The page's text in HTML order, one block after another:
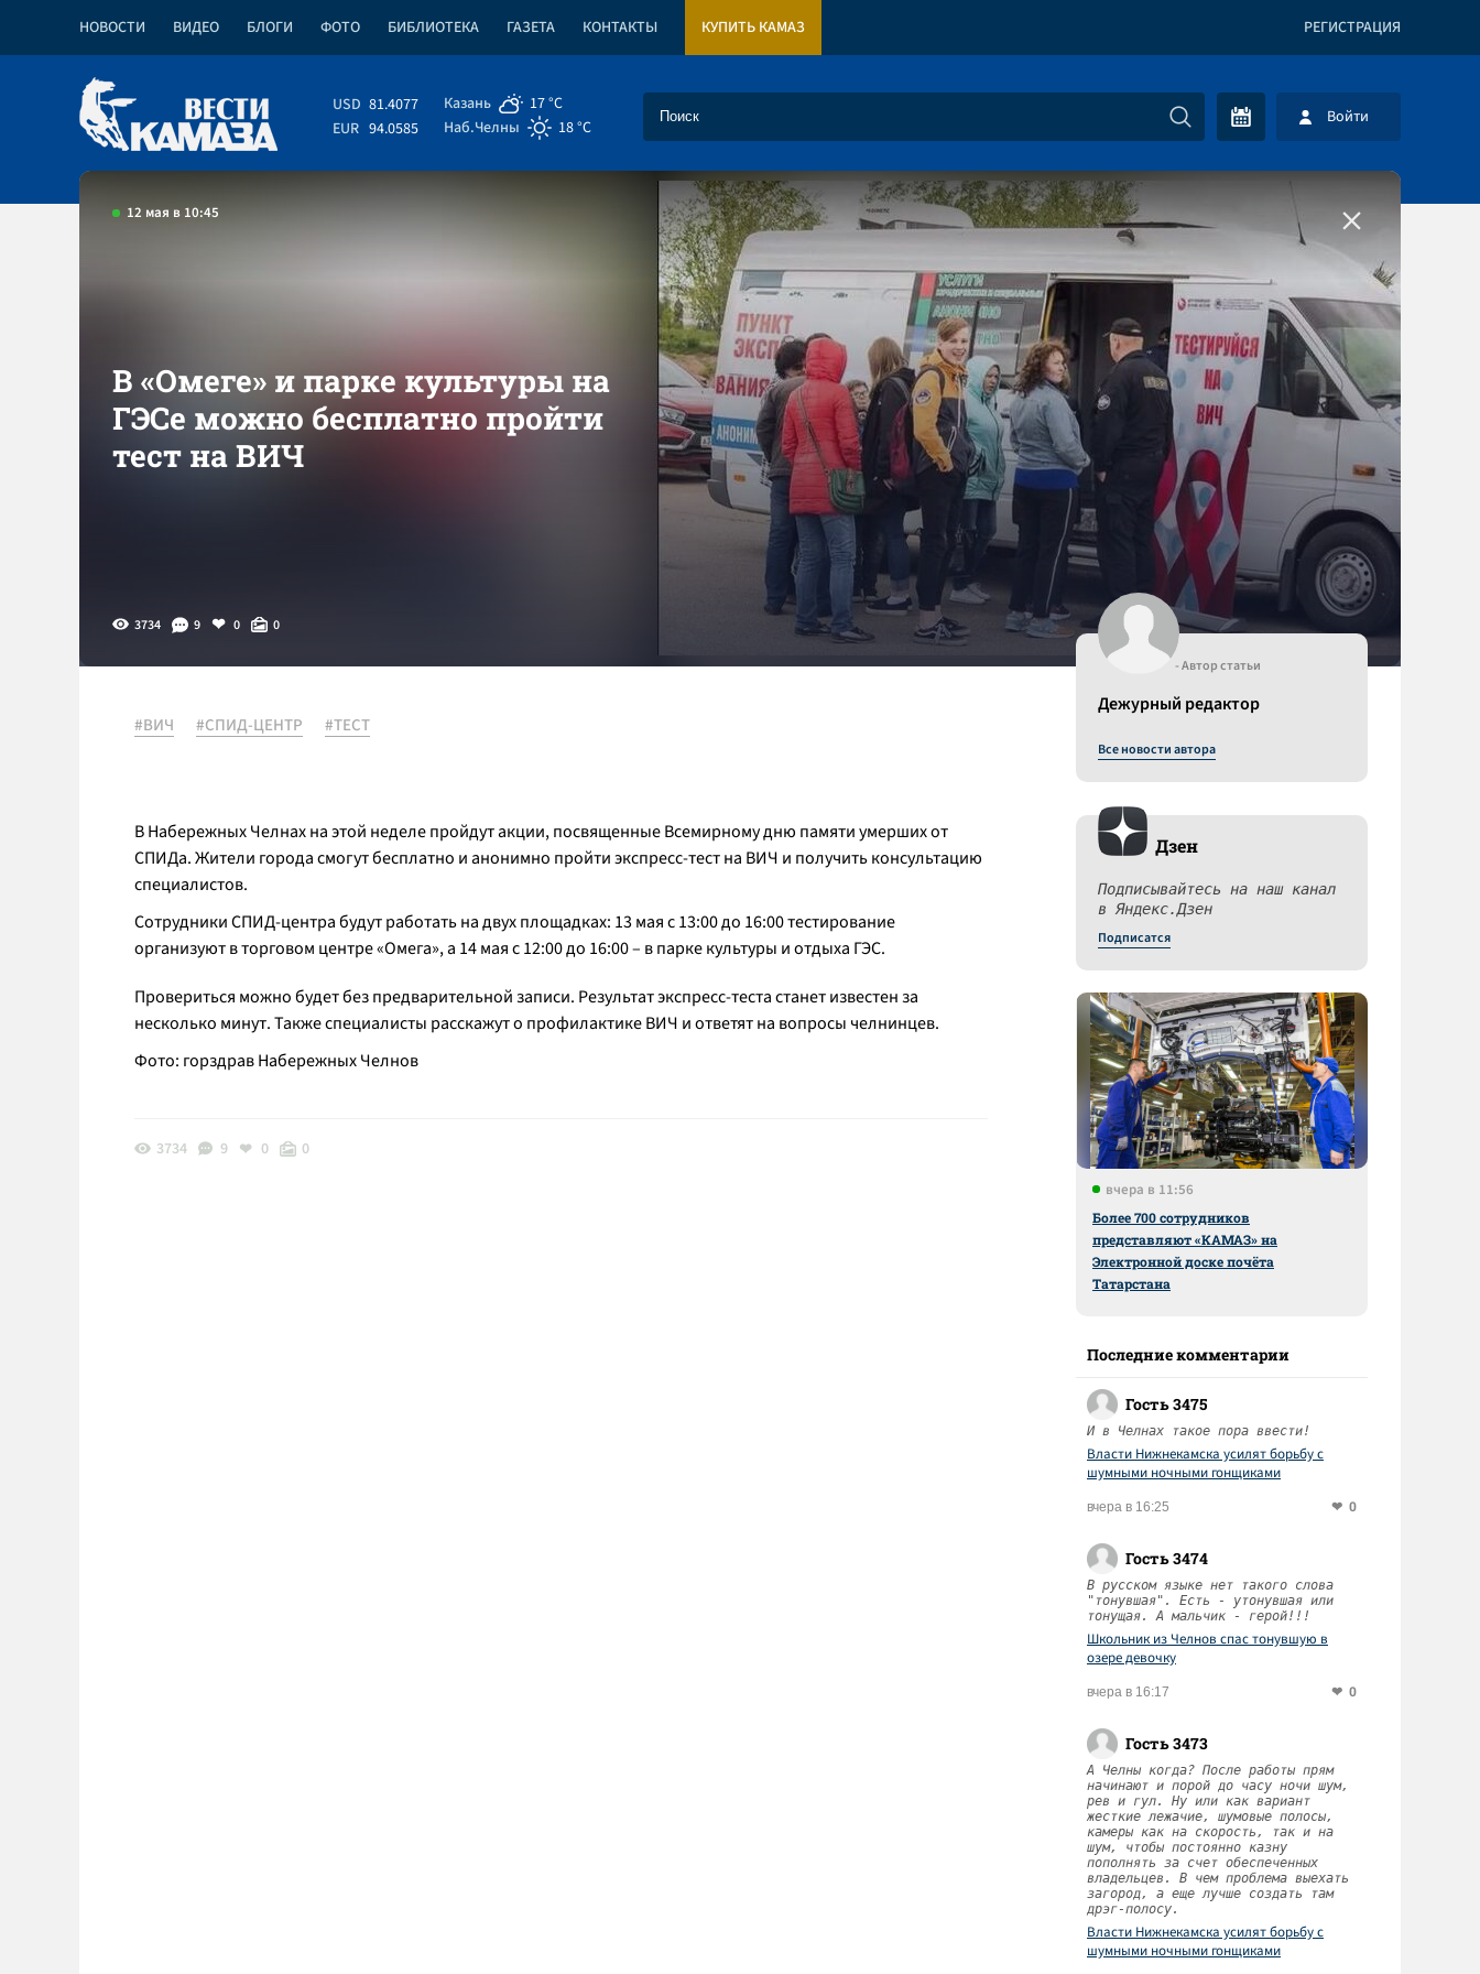
НОВОСТИ ВИДЕО БЛОГИ ФОТО БИБЛИОТЕКА ГАЗЕТА КОНТАКТЫ КУПИТЬ КАМАЗ РЕГИСТРАЦИЯ
USD 81.4077
EUR 94.0585
Казань
17 °C
Наб.Челны
18 °C Войти
12 мая в 10:45
В «Омеге» и парке культуры на
ГЭСе можно бесплатно пройти
тест на ВИЧ
3734 9 0 0
#ВИЧ #СПИД-ЦЕНТР #ТЕСТ
В Набережных Челнах на этой неделе пройдут акции, посвященные Всемирному дню памяти умерших от
СПИДа. Жители города смогут бесплатно и анонимно пройти экспресс-тест на ВИЧ и получить консультацию
специалистов.
Сотрудники СПИД-центра будут работать на двух площадках: 13 мая с 13:00 до 16:00 тестирование
организуют в торговом центре «Омега», а 14 мая с 12:00 до 16:00 – в парке культуры и отдыха ГЭС.
Провериться можно будет без предварительной записи. Результат экспресс-теста станет известен за
несколько минут. Также специалисты расскажут о профилактике ВИЧ и ответят на вопросы челнинцев.
Фото: горздрав Набережных Челнов
3734 9 0 0
- Автор статьи
Дежурный редактор
Все новости автора
Дзен
Подписывайтесь на наш канал
в Яндекс.Дзен
Подписатся
вчера в 11:56
Более 700 сотрудников
представляют «КАМАЗ» на
Электронной доске почёта
Татарстана
Последние комментарии
Гость 3475
И в Челнах такое пора ввести!
Власти Нижнекамска усилят борьбу с
шумными ночными гонщиками
вчера в 16:25 0
Гость 3474
В русском языке нет такого слова
"тонувшая". Есть - утонувшая или
тонущая. А мальчик - герой!!!
Школьник из Челнов спас тонувшую в
озере девочку
вчера в 16:17 0
Гость 3473
А Челны когда? После работы прям
начинают и порой до часу ночи шум,
рев и гул. Ну или как вариант
жесткие лежачие, шумовые полосы,
камеры как на скорость, так и на
шум, чтобы постоянно казну
пополнять за счет обеспеченных
владельцев. В чем проблема выехать
загород, а еще лучше создать там
дрэг-полосу.
Власти Нижнекамска усилят борьбу с
шумными ночными гонщиками